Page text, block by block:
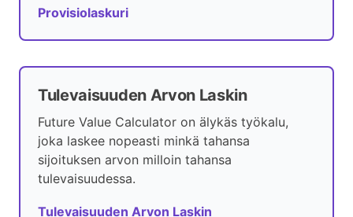
Provisiolaskuri
Tulevaisuuden Arvon Laskin
Future Value Calculator on älykäs työkalu,
joka laskee nopeasti minkä tahansa
sijoituksen arvon milloin tahansa
tulevaisuudessa.
Tulevaisuuden Arvon Laskin